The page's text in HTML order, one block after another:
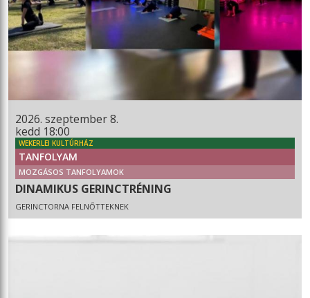
2026. szeptember 8.
kedd 18:00
WEKERLEI KULTÚRHÁZ
TANFOLYAM
MOZGÁSOS TANFOLYAMOK
DINAMIKUS GERINCTRÉNING
GERINCTORNA FELNŐTTEKNEK